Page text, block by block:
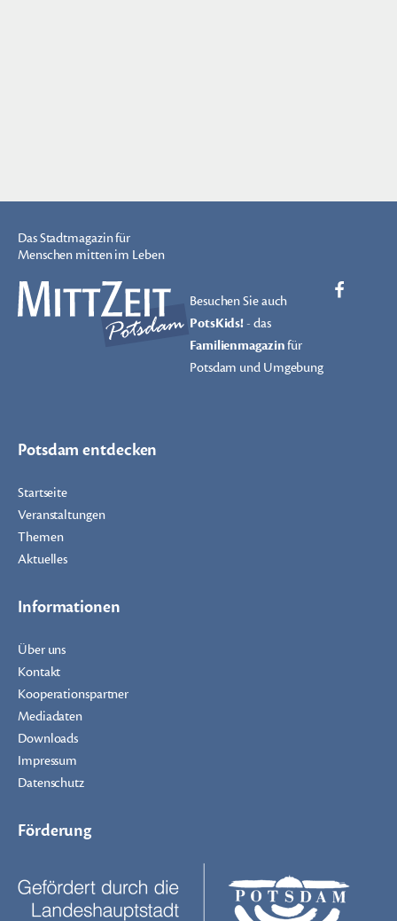
Das Stadtmagazin für
Menschen mitten im Leben
Besuchen Sie auch
PotsKids!- das
Familienmagazinfür
Potsdam und Umgebung
Potsdam entdecken
Startseite
Veranstaltungen
Themen
Aktuelles
Informationen
Über uns
Kontakt
Kooperationspartner
Mediadaten
Downloads
Impressum
Datenschutz
Förderung